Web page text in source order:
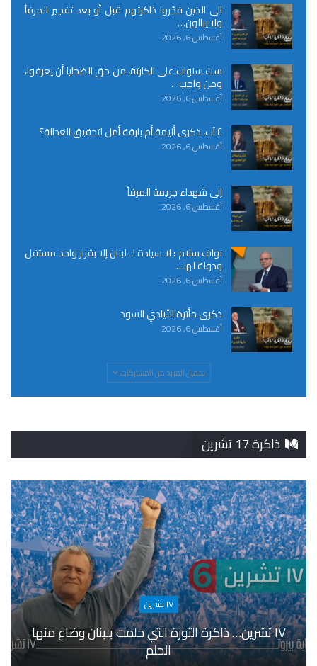
الى الذين فجّروا ذاكرتهم قبل أو بعد تفجير المرفأ
ولا يبالون…
أغسطس 6, 2026
ست سنوات على الكارثة، من حق الضحايا أن يعرفوا،
ومن واجب…
أغسطس 6, 2026
٤ آب، ذكرى أليمة أم بارقة أمل لتحقيق العدالة؟
أغسطس 6, 2026
إلى شهداء جريمة المرفأ
أغسطس 6, 2026
نواف سلام : لا سيادة لـ لبنان إلا بقرار واحد مستقل
ودولة لها…
أغسطس 6, 2026
ذكرى مأثرة الأيادي السود
أغسطس 6, 2026
تحميل المزيد من المشاركات
ذاكرة 17 تشرين
١٧ تشرين
١٧ تشرين… ذاكرة الثورة التي حلمت بلبنان وضاع منها
الحلم